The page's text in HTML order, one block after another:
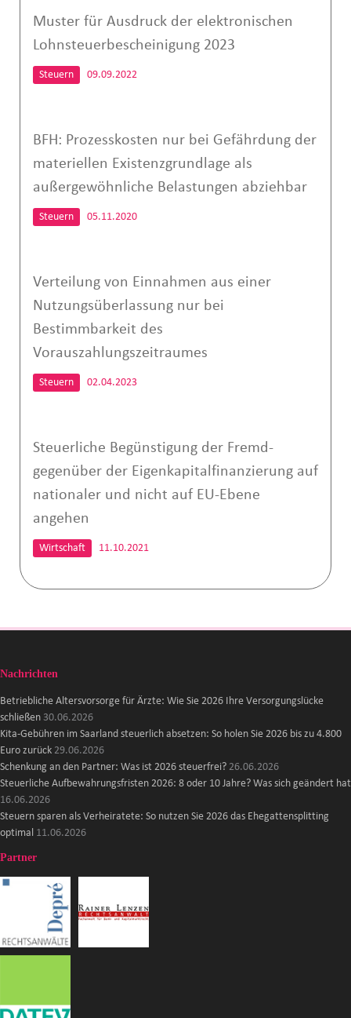
Muster für Ausdruck der elektronischen
Lohnsteuerbescheinigung 2023
Steuern 09.09.2022
BFH: Prozesskosten nur bei Gefährdung der
materiellen Existenzgrundlage als
außergewöhnliche Belastungen abziehbar
Steuern 05.11.2020
Verteilung von Einnahmen aus einer
Nutzungsüberlassung nur bei
Bestimmbarkeit des
Vorauszahlungszeitraumes
Steuern 02.04.2023
Steuerliche Begünstigung der Fremd-
gegenüber der Eigenkapitalfinanzierung auf
nationaler und nicht auf EU-Ebene
angehen
Wirtschaft 11.10.2021
Nachrichten
Betriebliche Altersvorsorge für Ärzte: Wie Sie 2026 Ihre Versorgungslücke
schließen 30.06.2026
Kita-Gebühren im Saarland steuerlich absetzen: So holen Sie 2026 bis zu 4.800
Euro zurück 29.06.2026
Schenkung an den Partner: Was ist 2026 steuerfrei? 26.06.2026
Steuerliche Aufbewahrungsfristen 2026: 8 oder 10 Jahre? Was sich geändert hat
16.06.2026
Steuern sparen als Verheiratete: So nutzen Sie 2026 das Ehegattensplitting
optimal 11.06.2026
Partner